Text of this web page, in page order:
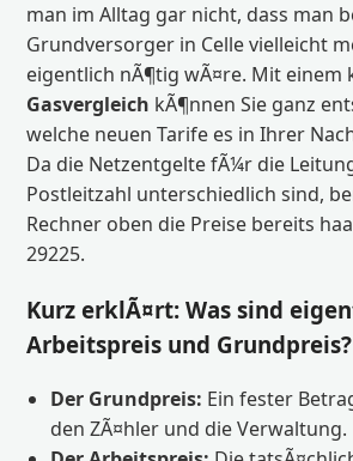
man im Alltag gar nicht, dass man
Grundversorger in Celle vielleicht
eigentlich nÃ¶tig wÃ¤re. Mit einem
Gasvergleich kÃ¶nnen Sie ganz
welche neuen Tarife es in Ihrer
Da die Netzentgelte fÃ¼r die
Postleitzahl unterschiedlich sind,
Rechner oben die Preise bereits
29225.
Kurz erklÃ¤rt: Was sind
Arbeitspreis und Grundpreis?
Der Grundpreis: Ein fester
den ZÃ¤hler und die Verwaltung.